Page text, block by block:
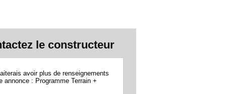
le constructeur